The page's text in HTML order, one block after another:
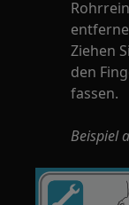
Ziehen
den
fassen.
Beispiel